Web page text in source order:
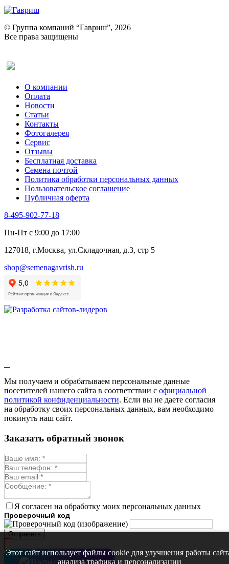
© Группа компаний “Гавриш”, 2026
Все права защищены
О компании
Оплата
Новости
Статьи
Контакты
Фотогалерея​
Сервис
Отзывы
Бесплатная доставка
Семена почтой
Политика обработки персональных данных
Пользовательское соглашение
Публичная оферта
8-495-902-77-18
Пн-Пт с 9:00 до 17:00
127018, г.Москва, ул.Складочная, д.3, стр 5
shop@semenagavrish.ru
Мы получаем и обрабатываем персональные данные
посетителей нашего сайта в соответствии с официальной
политикой конфиденциальности. Если вы не даете согласия
на обработку своих персональных данных, вам необходимо
покинуть наш сайт.
Этот сайт использует файлы cookie для улучшения работы
анализа трафика и персонализации
Заказать обратный звонок
Я согласен на обработку моих персональных данных
Проверочный код
Отправить